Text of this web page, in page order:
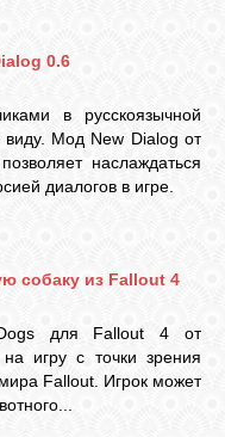
0.6
в русскоязычной
виду. Мод New Dialog от
наслаждаться
диалогов в игре.
собаку из Fallout 4
для Fallout 4 от
на игру с точки зрения
Fallout. Игрок может